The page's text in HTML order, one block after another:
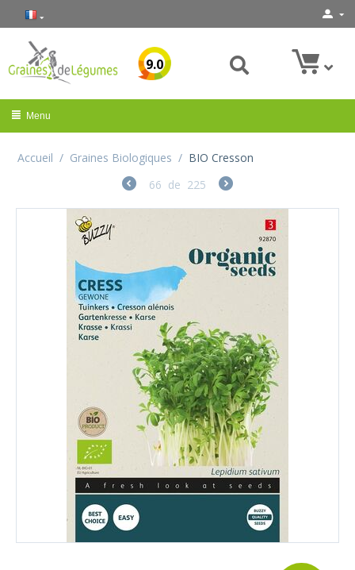
9.0
Menu
Accueil / Graines Biologiques / BIO Cresson
66 de 225